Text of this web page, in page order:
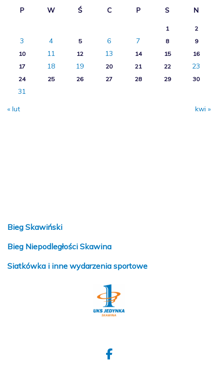
P
W Ś C P S N
1 2
3 4 5 6 7 8
9
10
11 12 13 14 15
16
17
18 19 20 21 22 23
24 25 26 27 28 29 30
31
« lut
kwi »
Bieg Skawiński
Bieg Niepodległości Skawina
Siatkówka i inne wydarzenia sportowe